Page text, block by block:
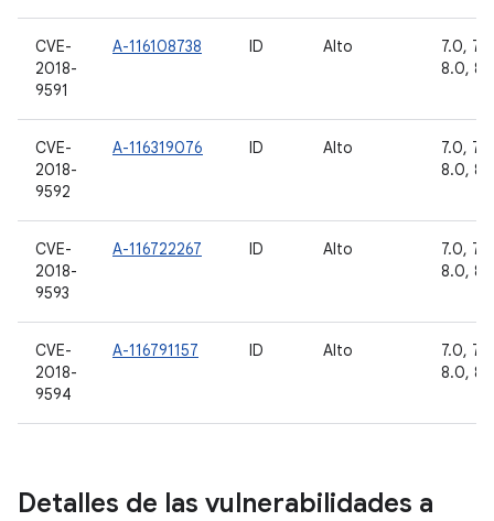
CVE-
2018-
9591
A-116108738 ID Alto
7.0,
8.0,
CVE-
2018-
9592
A-116319076 ID Alto
7.0,
8.0,
CVE-
2018-
9593
A-116722267 ID Alto
7.0,
8.0,
CVE-
2018-
9594
A-116791157 ID Alto
7.0,
8.0,
Detalles de las vulnerabilidades a